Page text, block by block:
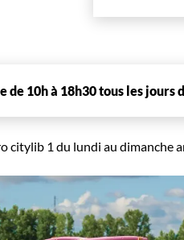
de 10h à 18h30 tous les jours
citylib 1 du lundi au dimanche